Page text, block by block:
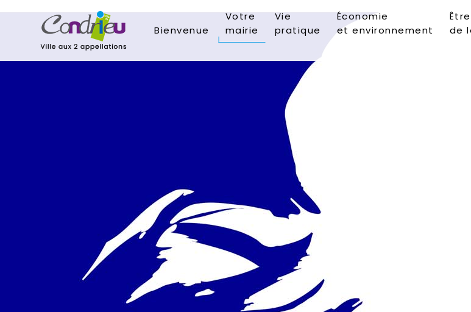
Bienvenue
Votre
mairie
Vie
pratique
Économie
et environnement
de